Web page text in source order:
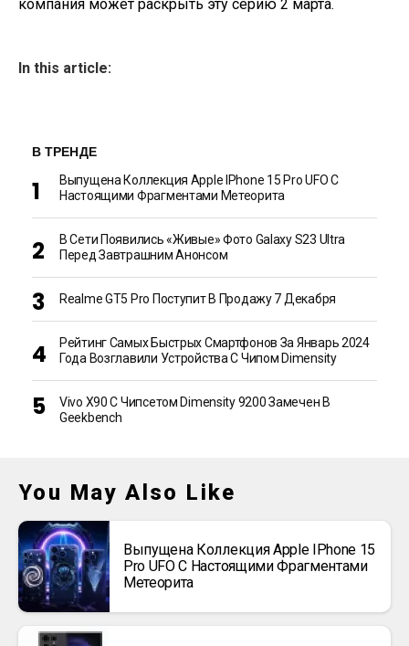
компания может раскрыть эту серию 2 марта.
In this article:
В ТРЕНДЕ
Выпущена Коллекция Apple IPhone 15 Pro UFO С
Настоящими Фрагментами Метеорита
В Сети Появились «живые» Фото Galaxy S23 Ultra
Перед Завтрашним Анонсом
Realme GT5 Pro Поступит В Продажу 7 Декабря
Рейтинг Самых Быстрых Смартфонов За Январь 2024
Года Возглавили Устройства С Чипом Dimensity
Vivo X90 С Чипсетом Dimensity 9200 Замечен В
Geekbench
You May Also Like
Выпущена Коллекция Apple IPhone 15
Pro UFO С Настоящими Фрагментами
Метеорита